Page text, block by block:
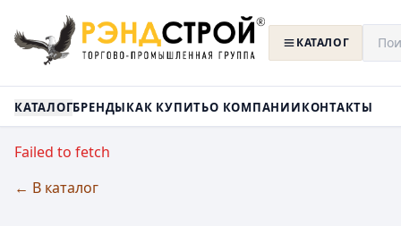
КАТАЛОГ
КАТАЛОГБРЕНДЫКАК КУПИТЬО КОМПАНИИКОНТАКТЫ
Failed to fetch
← В каталог